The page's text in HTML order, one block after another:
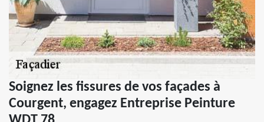
Soignez les fissures de vos façades à
Courgent, engagez Entreprise Peinture